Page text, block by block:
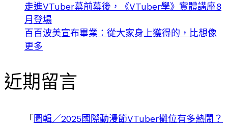
走進VTuber幕前幕後，《VTuber學》實體講座8
月登場
百百波美宣布畢業：從大家身上獲得的，比想像
更多
近期留言
「 圖輯／2025國際動漫節VTuber攤位有多熱鬧？